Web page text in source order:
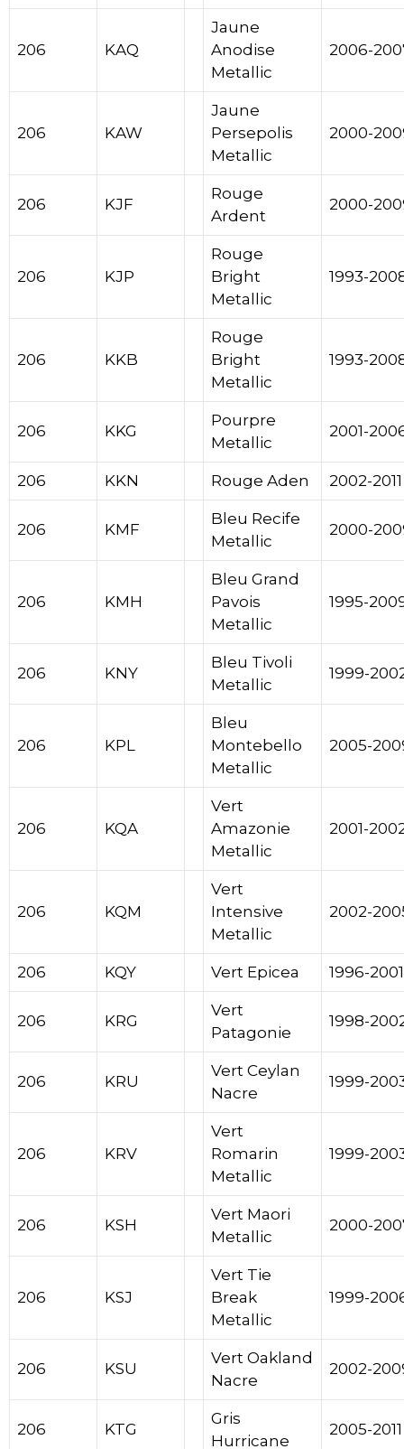
206 KAQ
Jaune
Anodise
Metallic
2006-
206 KAW
Jaune
Persepolis
Metallic
2000-
206 KJF
Rouge
Ardent
2000-
206 KJP
Rouge
Bright
Metallic
1993-
206 KKB
Rouge
Bright
Metallic
1993-
206 KKG
Pourpre
Metallic
2001-
206 KKN Rouge Aden 2002-2011
206 KMF
Bleu Recife
Metallic
2000-
206 KMH
Bleu Grand
Pavois
Metallic
1995-
206 KNY
Bleu Tivoli
Metallic
1999-
206 KPL
Bleu
Montebello
Metallic
2005-
206 KQA
Vert
Amazonie
Metallic
2001-
206 KQM
Vert
Intensive
Metallic
2002-
206 KQY Vert Epicea 1996-2001
206 KRG
Vert
Patagonie
1998-
206 KRU
Vert Ceylan
Nacre
1999-
206 KRV
Vert
Romarin
Metallic
1999-
206 KSH
Vert Maori
Metallic
2000-
206 KSJ
Vert Tie
Break
Metallic
1999-
206 KSU
Vert Oakland
Nacre
2002-
206 KTG
Gris
Hurricane
2005-2011